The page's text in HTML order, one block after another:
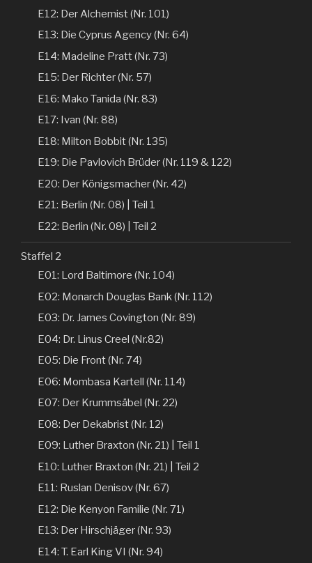
E12: Der Alchemist (Nr. 101)
E13: Die Cyprus Agency (Nr. 64)
E14: Madeline Pratt (Nr. 73)
E15: Der Richter (Nr. 57)
E16: Mako Tanida (Nr. 83)
E17: Ivan (Nr. 88)
E18: Milton Bobbit (Nr. 135)
E19: Die Pavlovich Brüder (Nr. 119 & 122)
E20: Der Königsmacher (Nr. 42)
E21: Berlin (Nr. 08) | Teil 1
E22: Berlin (Nr. 08) | Teil 2
Staffel 2
E01: Lord Baltimore (Nr. 104)
E02: Monarch Douglas Bank (Nr. 112)
E03: Dr. James Covington (Nr. 89)
E04: Dr. Linus Creel (Nr.82)
E05: Die Front (Nr. 74)
E06: Mombasa Kartell (Nr. 114)
E07: Der Krummsäbel (Nr. 22)
E08: Der Dekabrist (Nr. 12)
E09: Luther Braxton (Nr. 21) | Teil 1
E10: Luther Braxton (Nr. 21) | Teil 2
E11: Ruslan Denisov (Nr. 67)
E12: Die Kenyon Familie (Nr. 71)
E13: Der Hirschjäger (Nr. 93)
E14: T. Earl King VI (Nr. 94)